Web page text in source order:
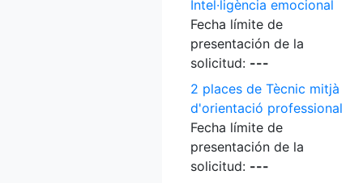
Intel·ligència emocional
Fecha límite de
presentación de la
solicitud: ---
2 places de Tècnic mitjà
d'orientació professional
Fecha límite de
presentación de la
solicitud: ---